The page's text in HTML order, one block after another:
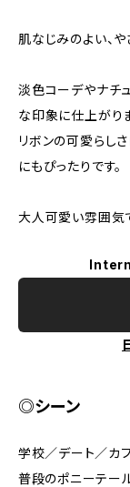
肌なじみのよい、や
淡色コーデやナチ
な印象に仕上がりま
リボンの可愛らし
にもぴったりです。
大人可愛い雰囲気
◎シーン
学校／デート／カ
普段のポニーテー